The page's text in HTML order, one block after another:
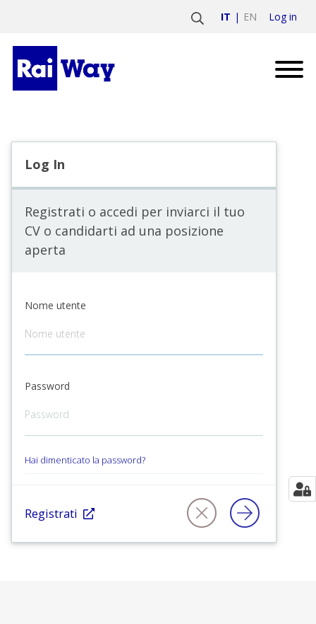
IT EN Log in
Log In
Registrati o accedi per inviarci il tuo
CV o candidarti ad una posizione
aperta
Nome utente
Password
Hai dimenticato la password?
Registrati